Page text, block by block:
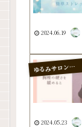
2024.06.19
ゆるみサロン 悟空の手
2024.05.23